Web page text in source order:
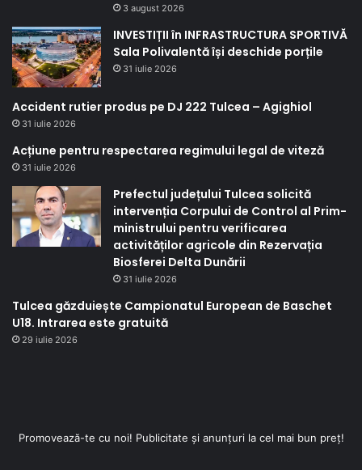
3 august 2026
INVESTIȚII în INFRASTRUCTURA SPORTIVĂ
Sala Polivalentă își deschide porțile
31 iulie 2026
Accident rutier produs pe DJ 222 Tulcea – Agighiol
31 iulie 2026
Acțiune pentru respectarea regimului legal de viteză
31 iulie 2026
Prefectul județului Tulcea solicită
intervenția Corpului de Control al Prim-
ministrului pentru verificarea
activităților agricole din Rezervația
Biosferei Delta Dunării
31 iulie 2026
Tulcea găzduiește Campionatul European de Baschet
U18. Intrarea este gratuită
29 iulie 2026
Promovează-te cu noi! Publicitate și anunțuri la cel mai bun preț!